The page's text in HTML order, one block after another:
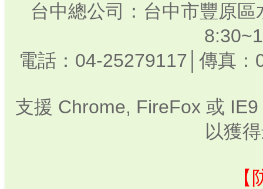
台中總公司：台中市豐原
電話：04-25279117│傳真
支援 Chrome, FireFox 或
以獲